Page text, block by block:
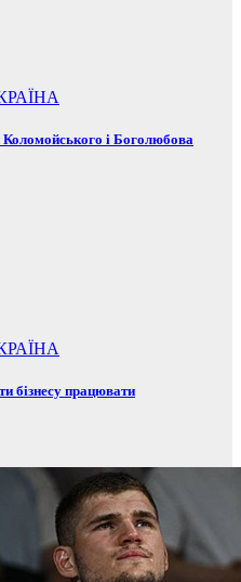
і Боголюбова
бізнесу працювати